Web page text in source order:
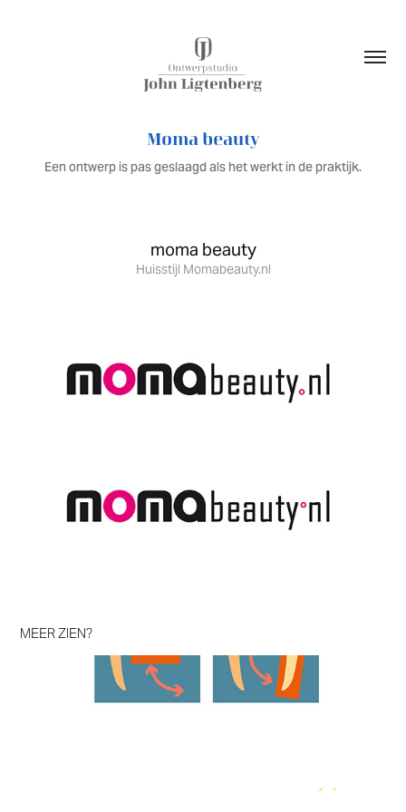
Moma beauty
Een ontwerp is pas geslaagd als het werkt in de praktijk.
moma beauty
Huisstijl Momabeauty.nl
MEER ZIEN?